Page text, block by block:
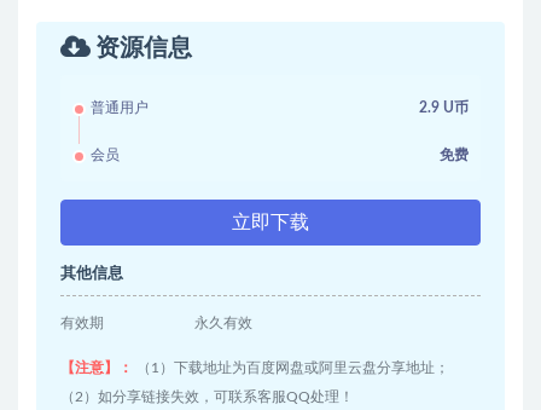
资源信息
普通用户 2.9 U币
会员 免费
立即下载
其他信息
有效期 永久有效
【注意】：
（1）下载地址为百度网盘或阿里云盘分享地址；
（2）如分享链接失效，可联系客服QQ处理！